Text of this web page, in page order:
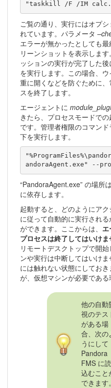
ご覧の通り、実行にはオプシ
れています。パラメータ
エラーが無かったとしても
リーンショットを表示します。
ッションの実行が完了した
を実行します。この場合、
重に開くなどを防ぐために
スを終了します。
エージェントに
きたら、プロセスモードで
です。管理者権限のコマン
下を実行します。
“PandoraAgent.exe” の場所
に依存します。
起動すると、どのようにア
に従って自動的に実行される
ができます。ここからは、
プロセスは終了してはいけま
リモートデスクトップで開始
ンや実行は中断してはいけ
には触れない状態にしてお
が、仮想マシンが必要である
他の自動
視のテス
がある場
合、次の
うにして
Pandora
FMS に
込むこと
できます。